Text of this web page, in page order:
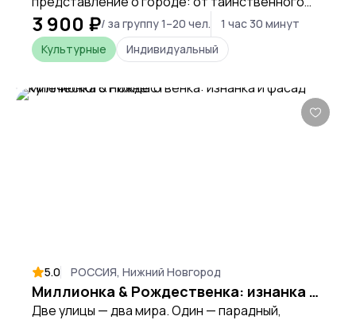
Започаинья до заката над Волгой.
3 900 ₽/ за группу 1–20 чел.
1 час 30 минут
Культурные
Индивидуальный
5.0 РОССИЯ, Нижний Новгород
Миллионка & Рождественка: изнанка и фасад купеческого Нижнего
Две улицы — два мира. Один — парадный,